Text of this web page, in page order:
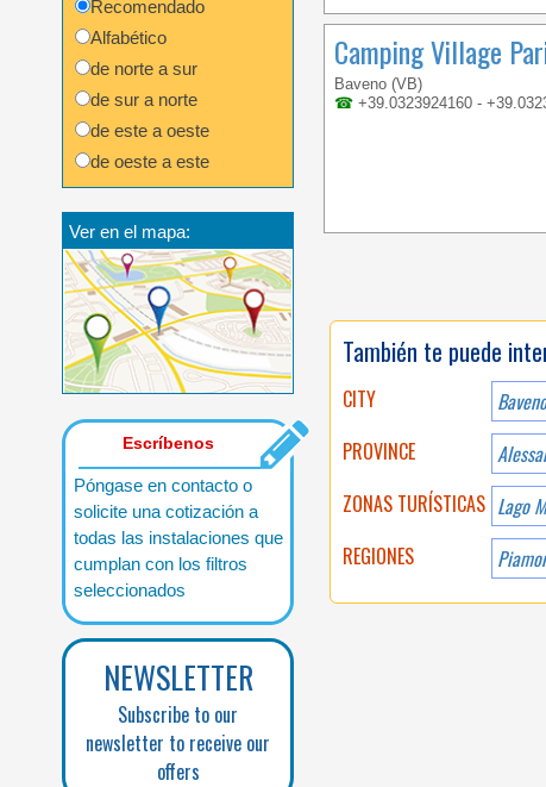
Recomendado
Alfabético
de norte a sur
de sur a norte
de este a oeste
de oeste a este
Ver en el mapa:
Escríbenos
Póngase en contacto o
solicite una cotización a
todas las instalaciones que
cumplan con los filtros
seleccionados
NEWSLETTER
Subscribe to our
newsletter to receive our
offers
Camping Village
Baveno (VB)
☎ +39.0323924160 -
También te puede
CITY Baveno
PROVINCE
ZONAS TURÍSTICAS Lago
REGIONES